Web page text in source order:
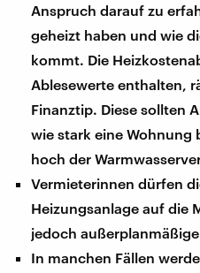
Anspruch darauf zu
geheizt haben und wie
kommt. Die
Ablesewerte enthalten,
Finanztip. Diese sollten
wie stark eine Wohnung
hoch der
Vermieterinnen dürfen
Heizungsanlage auf die
jedoch
In manchen Fällen